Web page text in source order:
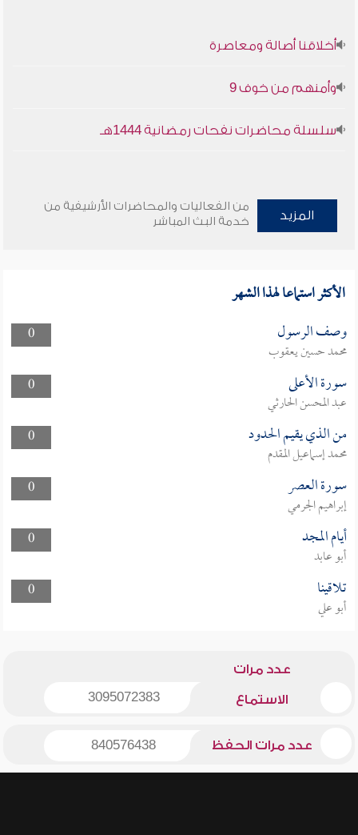
أخلاقنا أصالة ومعاصرة
وأمنهم من خوف 9
سلسلة محاضرات نفحات رمضانية 1444هـ
المزيد
من الفعاليات والمحاضرات الأرشيفية من
خدمة البث المباشر
الأكثر استماعا لهذا الشهر
0 وصف الرسول
محمد حسين يعقوب
0
سورة الأعلى
عبد المحسن الحارثي
0
من الذي يقيم الحدود
محمد إسماعيل المقدم
0
سورة العصر
إبراهيم الجرمي
0
أيام المجد
أبو عابد
0
تلاقينا
أبو علي
عدد مرات
الاستماع 3095072383
عدد مرات الحفظ 840576438